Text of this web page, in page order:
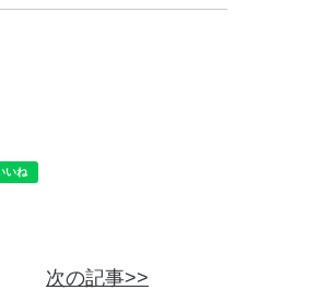
次の記事>>